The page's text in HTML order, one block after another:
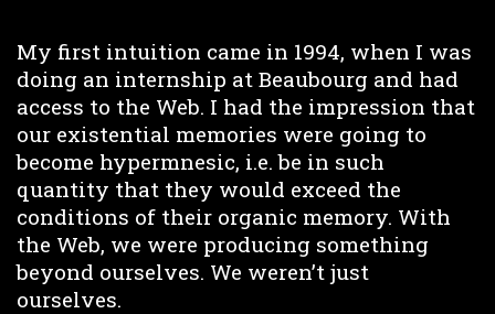
My first intuition came in 1994, when I was
doing an internship at Beaubourg and had
access to the Web. I had the impression that
our existential memories were going to
become hypermnesic, i.e. be in such
quantity that they would exceed the
conditions of their organic memory. With
the Web, we were producing something
beyond ourselves. We weren’t just
ourselves.